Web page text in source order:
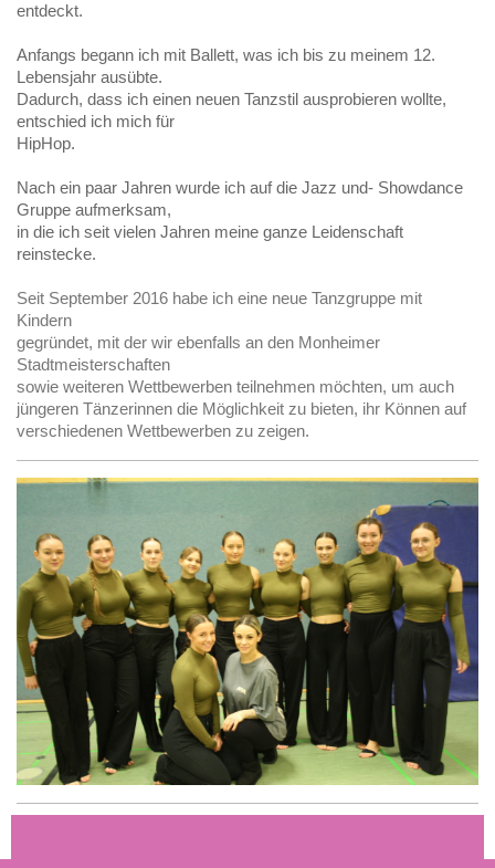
entdeckt.
Anfangs begann ich mit Ballett, was ich bis zu meinem 12.
Lebensjahr ausübte.
Dadurch, dass ich einen neuen Tanzstil ausprobieren wollte,
entschied ich mich für
HipHop.
Nach ein paar Jahren wurde ich auf die Jazz und- Showdance
Gruppe aufmerksam,
in die ich seit vielen Jahren meine ganze Leidenschaft
reinstecke.
Seit September 2016 habe ich eine neue Tanzgruppe mit
Kindern
gegründet, mit der wir ebenfalls an den Monheimer
Stadtmeisterschaften
sowie weiteren Wettbewerben teilnehmen möchten, um auch
jüngeren Tänzerinnen die Möglichkeit zu bieten, ihr Können auf
verschiedenen Wettbewerben zu zeigen.